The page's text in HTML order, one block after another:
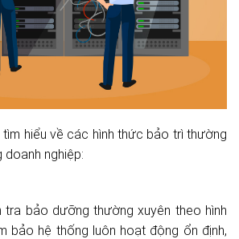
tìm hiểu về các hình thức bảo trì thường
nghiệp:
bảo dưỡng thường xuyên theo hình
bảo hệ thống luôn hoạt động ổn định,